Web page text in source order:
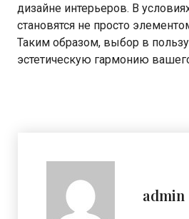
дизайне интерьеров. В
становятся не просто
Таким образом, выбор в
эстетическую гармонию
admin